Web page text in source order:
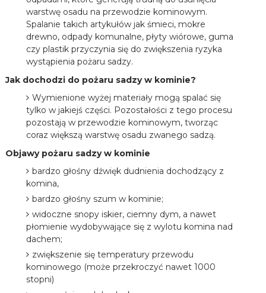
warstwę osadu na przewodzie kominowym.
Spalanie takich artykułów jak śmieci, mokre
drewno, odpady komunalne, płyty wiórowe, guma
czy plastik przyczynia się do zwiększenia ryzyka
wystąpienia pożaru sadzy.
Jak dochodzi do pożaru sadzy w kominie?
Wymienione wyżej materiały mogą spalać się
tylko w jakiejś części. Pozostałości z tego procesu
pozostają w przewodzie kominowym, tworząc
coraz większą warstwę osadu zwanego sadzą.
Objawy pożaru sadzy w kominie
bardzo głośny dźwięk dudnienia dochodzący z
komina,
bardzo głośny szum w kominie;
widoczne snopy iskier, ciemny dym, a nawet
płomienie wydobywające się z wylotu komina nad
dachem;
zwiększenie się temperatury przewodu
kominowego (może przekroczyć nawet 1000
stopni)